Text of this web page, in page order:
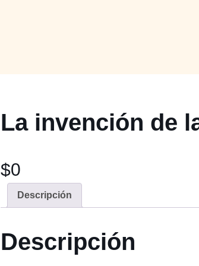
La invención de
$0
Descripción
Descripción